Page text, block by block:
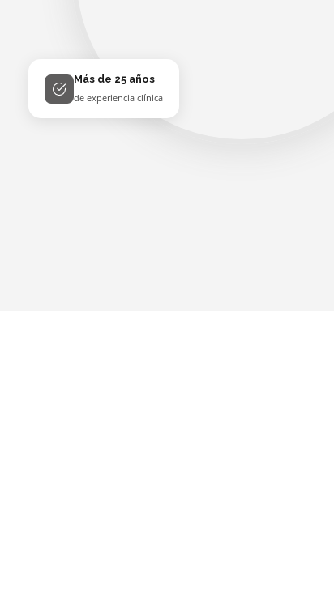
Más de 25 años
de experiencia clínica